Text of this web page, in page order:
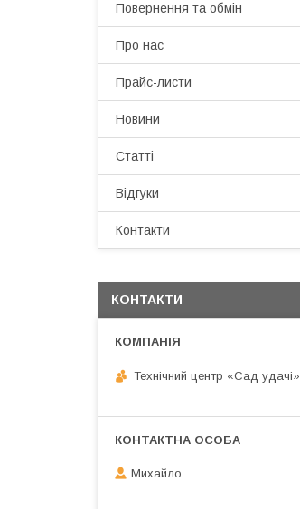
Повернення та обмін
Про нас
Прайс-листи
Новини
Статті
Відгуки
Контакти
КОНТАКТИ
Технічний центр «Сад удачі»
Михайло